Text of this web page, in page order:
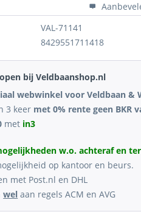
VAL-71141
8429551711418
bij Veldbaanshop.nl
webwinkel voor Veldbaan &
3 keer met 0% rente geen BKR
met in3
w.o. achteraf en
op kantoor en beurs.
met Post.nl en DHL
wel aan regels ACM en AVG